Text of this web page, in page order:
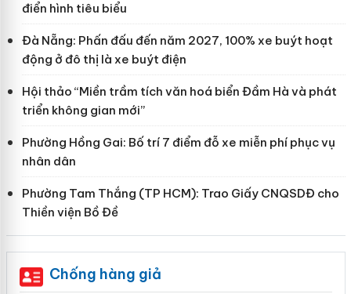
điển hình tiêu biểu
Đà Nẵng: Phấn đấu đến năm 2027, 100% xe buýt hoạt
động ở đô thị là xe buýt điện
Hội thảo “Miền trầm tích văn hoá biển Đầm Hà và phát
triển không gian mới”
Phường Hồng Gai: Bố trí 7 điểm đỗ xe miễn phí phục vụ
nhân dân
Phường Tam Thắng (TP HCM): Trao Giấy CNQSDĐ cho
Thiền viện Bồ Đề
Chống hàng giả